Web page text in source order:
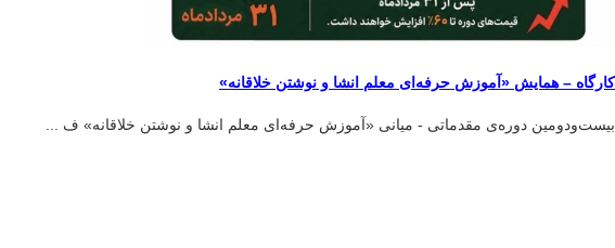
کارگاه – همایش «آموزش حرفه‌ای معلم انشا و نوشتن خلاقانه»
بیست‌و‌دومین دوره‌ی مقدماتی - میانی «آموزش حرفه‌ای معلم انشا و نوشتن خلاقانه» ف ...